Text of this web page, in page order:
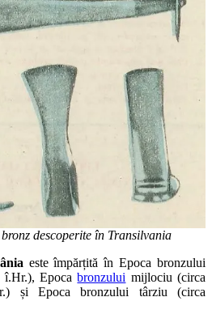
descoperite în Transilvania
este împărțită în Epoca bronzului
î.Hr.), Epocabronzului mijlociu (circa
și Epoca bronzului târziu (circa